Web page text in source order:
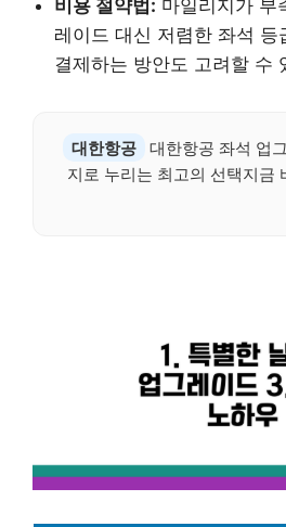
비용 절약법: 마일리지가 부
레이드 대신 저렴한 좌석
결제하는 방안도 고려할 수
대한항공 대한항공 좌석 업
지로 누리는 최고의 선택지금